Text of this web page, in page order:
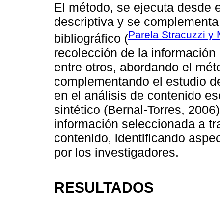
El método, se ejecuta desde
descriptiva y se
bibliográfico (Parela Stracuzzi y
recolección de la
entre otros, abordando el
complementando el estudio
en el análisis de contenido
sintético (Bernal-Torres,
información seleccionada a
contenido, identificando
por los investigadores.
RESULTADOS